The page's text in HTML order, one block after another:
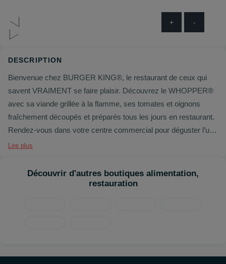
+ -
DESCRIPTION
Bienvenue chez BURGER KING®, le restaurant de ceux qui
savent VRAIMENT se faire plaisir. Découvrez le WHOPPER®
avec sa viande grillée à la flamme, ses tomates et oignons
fraîchement découpés et préparés tous les jours en restaurant.
Rendez-vous dans votre centre commercial pour déguster l’un
de nos généreux burgers chez BURGER KING® Espace
Lire plus
Découvrir d'autres boutiques alimentation,
restauration